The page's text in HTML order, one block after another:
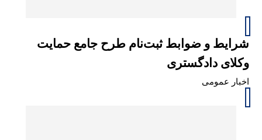
شرایط و ضوابط ثبت‌نام طرح جامع حمایت
وکلای دادگستری
اخبار عمومی